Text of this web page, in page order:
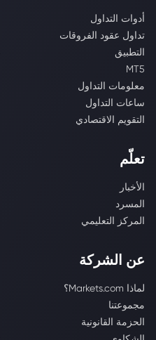
أدوات التداول
تداول عقود الفروقات
التطبيق
MT5
معلومات التداول
ساعات التداول
التقويم الاقتصادي
تعلّم
الأخبار
المسرد
المركز التعليمي
عن الشركة
لماذا Markets.com؟
مجموعتنا
الحزمة القانونية